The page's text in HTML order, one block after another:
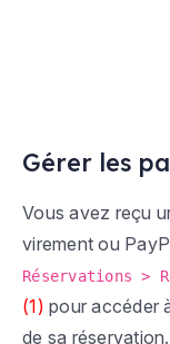
Gérer les
Vous avez reçu
virement ou
Réservations >
(1) pour accéder
de sa réservation.